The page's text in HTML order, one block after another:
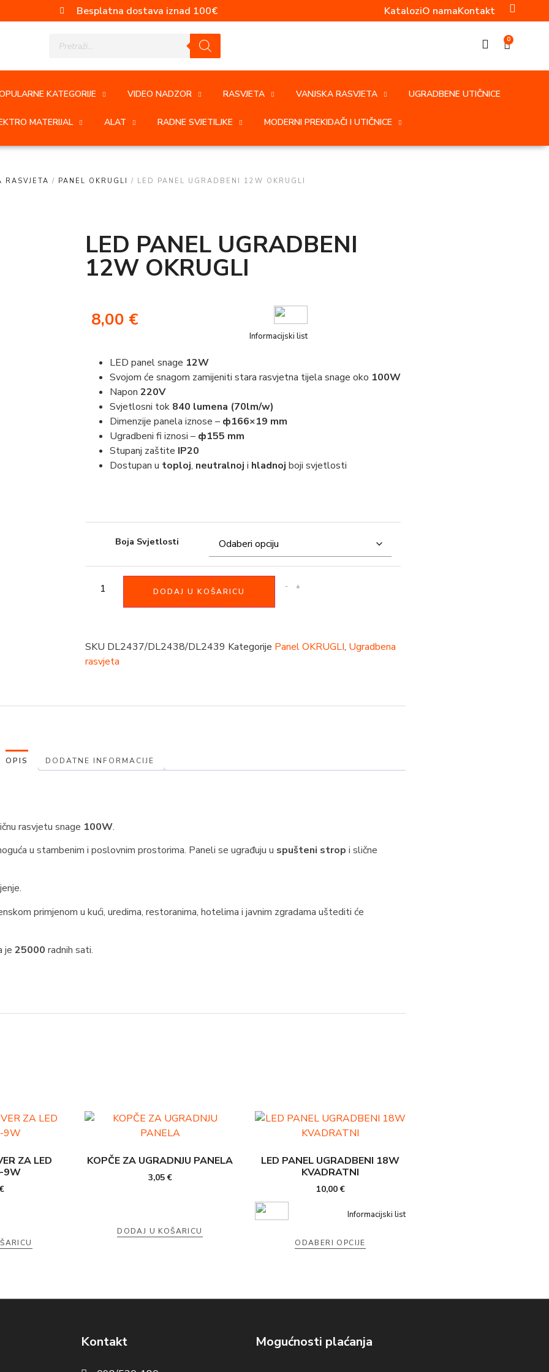
Besplatna dostava iznad 100€ KataloziO namaKontakt
0
KATEGORIJE VIDEO NADZOR RASVJETA VANJSKA RASVJETA UGRADBENE UTIČNICE
MATERIJAL ALAT RADNE SVJETILJKE MODERNI PREKIDAČI I UTIČNICE
RASVJETA / PANEL OKRUGLI / LED PANEL UGRADBENI 12W OKRUGLI
LED PANEL UGRADBENI
12W OKRUGLI
8,00 €
Informacijski list
LED panel snage 12W
Svojom će snagom zamijeniti stara rasvjetna tijela snage oko 100W
Napon 220V
Svjetlosni tok 840 lumena (70lm/w)
Dimenzije panela iznose – ф166×19 mm
Ugradbeni fi iznosi – ф155 mm
Stupanj zaštite IP20
Dostupan u toploj, neutralnoj i hladnoj boji svjetlosti
Boja Svjetlosti
- +
DODAJ U KOŠARICU
SKU DL2437/DL2438/DL2439 Kategorije Panel OKRUGLI, Ugradbena
rasvjeta
OPIS DODATNE INFORMACIJE
rasvjetu snage 100W.
u stambenim i poslovnim prostorima. Paneli se ugrađuju u spušteni strop i slične
primjenom u kući, uredima, restoranima, hotelima i javnim zgradama uštediti će
je 25000 radnih sati.
ZA LED
9W
KOPČE ZA UGRADNJU PANELA
3,05€
DODAJ U KOŠARICU
LED PANEL UGRADBENI 18W
KVADRATNI
10,00€
Informacijski list
ODABERI OPCIJE
Kontakt Mogućnosti plaćanja